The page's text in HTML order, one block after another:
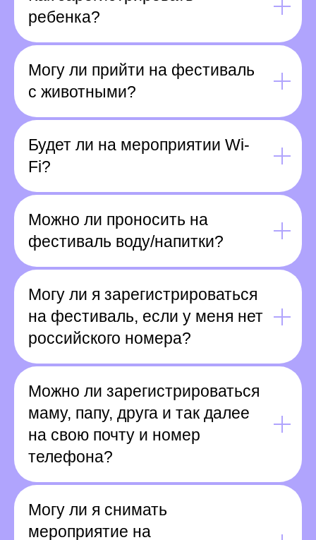
ребенка?
Могу ли прийти на фестиваль
с животными?
Будет ли на мероприятии Wi-
Fi?
Можно ли проносить на
фестиваль воду/напитки?
Могу ли я зарегистрироваться
на фестиваль, если у меня нет
российского номера?
Можно ли зарегистрироваться
маму, папу, друга и так далее
на свою почту и номер
телефона?
Могу ли я снимать
мероприятие на